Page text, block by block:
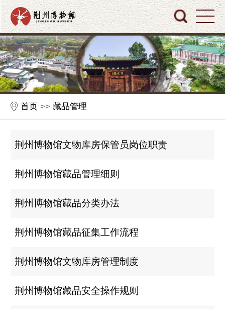
首页 >>藏品管理
荆州博物馆文物库房保管员岗位职责
荆州博物馆藏品管理细则
荆州博物馆藏品分类办法
荆州博物馆藏品征集工作流程
荆州博物馆文物库房管理制度
荆州博物馆藏品安全操作规则